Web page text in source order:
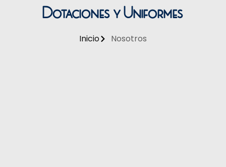
Dotaciones y Uniformes
Inicio Nosotros